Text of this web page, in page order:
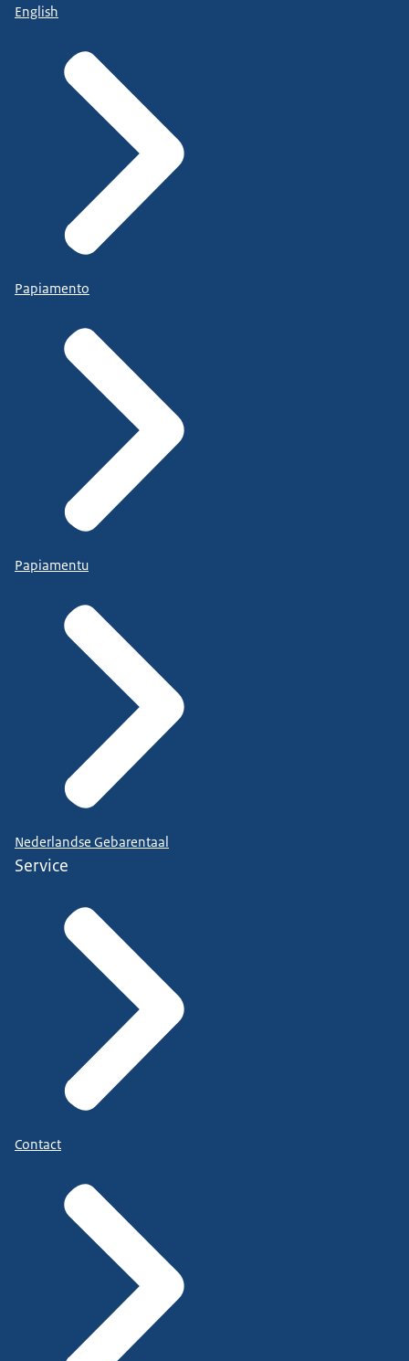
English
Papiamento
Papiamentu
Nederlandse Gebarentaal
Service
Contact